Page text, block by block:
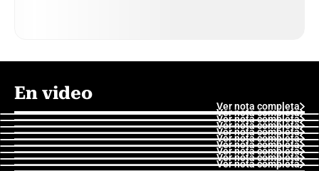
En video
Ver nota completa
Ver nota completa
Ver nota completa
Ver nota completa
Ver nota completa
Ver nota completa
Ver nota completa
Ver nota completa
Ver nota completa
Ver nota completa